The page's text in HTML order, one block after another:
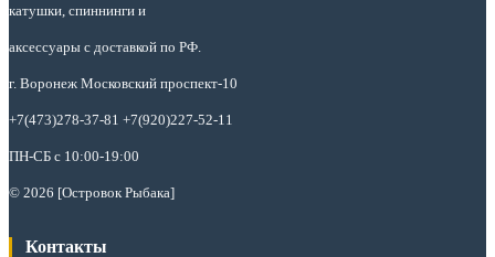
катушки, спиннинги и
аксессуары с доставкой по РФ.
г. Воронеж Московский проспект-10
+7(473)278-37-81 +7(920)227-52-11
ПН-СБ с 10:00-19:00
© 2026 [Островок Рыбака]
Контакты